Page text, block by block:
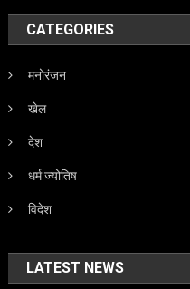
CATEGORIES
मनोरंजन
खेल
देश
धर्म ज्योतिष
विदेश
LATEST NEWS